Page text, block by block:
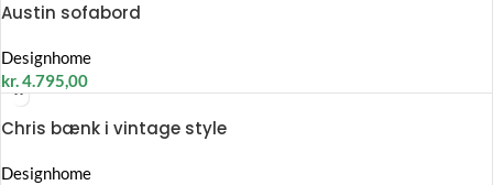
Austin sofabord
Designhome
kr.4.795,00
Chris bænk i vintage style
Designhome